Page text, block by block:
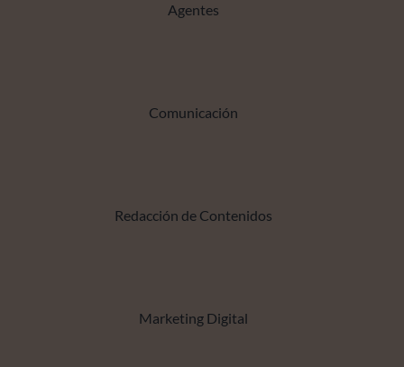
Agentes
Comunicación
Redacción de Contenidos
Marketing Digital